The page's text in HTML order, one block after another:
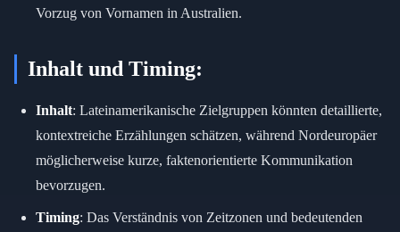
Vorzug von Vornamen in Australien.
Inhalt und Timing:
Inhalt: Lateinamerikanische Zielgruppen könnten detaillierte,
kontextreiche Erzählungen schätzen, während Nordeuropäer
möglicherweise kurze, faktenorientierte Kommunikation
bevorzugen.
Timing: Das Verständnis von Zeitzonen und bedeutenden